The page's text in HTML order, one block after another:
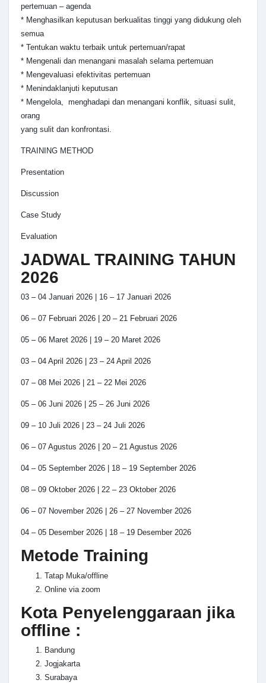
pertemuan – agenda
* Menghasilkan keputusan berkualitas tinggi yang didukung oleh
semua
* Tentukan waktu terbaik untuk pertemuan/rapat
* Mengenali dan menangani masalah selama pertemuan
* Mengevaluasi efektivitas pertemuan
* Menindaklanjuti keputusan
* Mengelola, menghadapi dan menangani konflik, situasi sulit,
orang
yang sulit dan konfrontasi.
TRAINING METHOD
Presentation
Discussion
Case Study
Evaluation
JADWAL TRAINING TAHUN
2026
03 – 04 Januari 2026 | 16 – 17 Januari 2026
06 – 07 Februari 2026 | 20 – 21 Februari 2026
05 – 06 Maret 2026 | 19 – 20 Maret 2026
03 – 04 April 2026 | 23 – 24 April 2026
07 – 08 Mei 2026 | 21 – 22 Mei 2026
05 – 06 Juni 2026 | 25 – 26 Juni 2026
09 – 10 Juli 2026 | 23 – 24 Juli 2026
06 – 07 Agustus 2026 | 20 – 21 Agustus 2026
04 – 05 September 2026 | 18 – 19 September 2026
08 – 09 Oktober 2026 | 22 – 23 Oktober 2026
06 – 07 November 2026 | 26 – 27 November 2026
04 – 05 Desember 2026 | 18 – 19 Desember 2026
Metode Training
Tatap Muka/offline
Online via zoom
Kota Penyelenggaraan jika
offline :
Bandung
Jogjakarta
Surabaya